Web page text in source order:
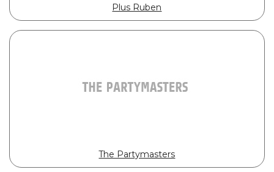
Plus Ruben
The Partymasters